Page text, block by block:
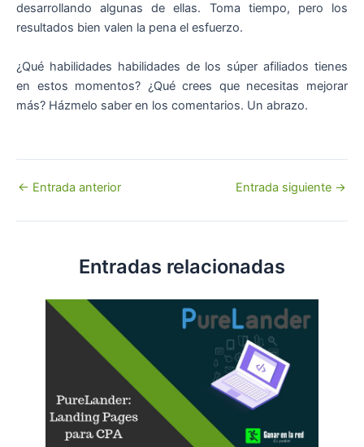
desarrollando algunas de ellas. Toma tiempo, pero los
resultados bien valen la pena el esfuerzo.
¿Qué habilidades habilidades de los súper afiliados tienes
en estos momentos? ¿Qué crees que necesitas mejorar
más? Házmelo saber en los comentarios. Un abrazo.
Navegación
entradas
← Entrada anterior Entrada siguiente →
Entradas relacionadas